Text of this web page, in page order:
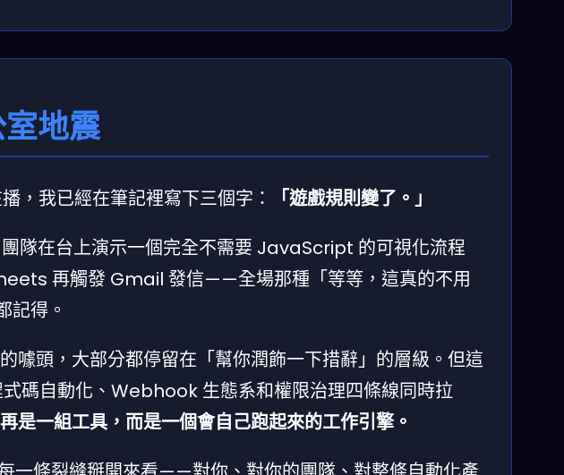
地震
我已經在筆記裡寫下三個字：
「遊戲規則變了。」
隊在台上演示一個完全不需要 JavaScript 的可視化流程
再觸發 Gmail 發信——全場那種「等等，這真的不用
記得。
噱頭，大部分都停留在「幫你潤飾一下措辭」的層級。但這
碼自動化、Webhook 生態系和權限治理四條線同時拉
一組工具，而是一個會自己跑起來的工作引擎。